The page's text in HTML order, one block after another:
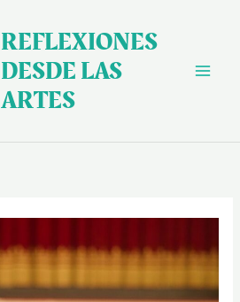
REFLEXIONES
DESDE LAS
ARTES